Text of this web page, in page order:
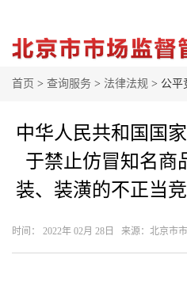
首页 > 查询服务 > 法律法规 > 公平
中华人民共和国国
于禁止仿冒知名商
装、装潢的不正当
时间： 2022年 02月 28日 来源： ​北京市